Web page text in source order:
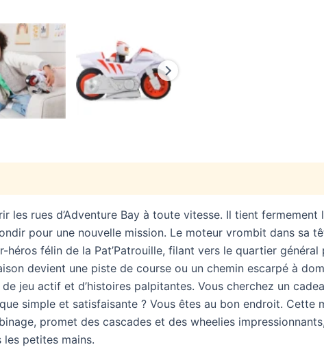
les rues d’Adventure Bay à toute vitesse. Il tient fermement
pour une nouvelle mission. Le moteur vrombit dans sa
héros félin de la Pat’Patrouille, filant vers le quartier général
devient une piste de course ou un chemin escarpé à
jeu actif et d’histoires palpitantes. Vous cherchez un
simple et satisfaisante ? Vous êtes au bon endroit. Cette
promet des cascades et des wheelies
les petites mains.